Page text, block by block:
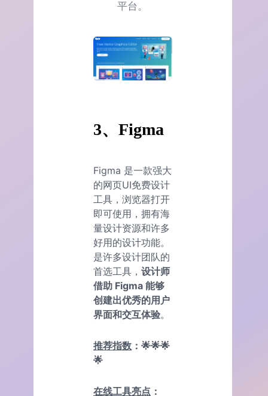
平台。
3、Figma
Figma 是一款强大
的网页UI免费设计
工具，浏览器打开
即可使用，拥有海
量设计资源和许多
好用的设计功能。
是许多设计团队的
首选工具， 设计师
借助 Figma 能够
创建出优秀的用户
界面和交互体验。
推荐指数 ：🌟🌟🌟
🌟
在线工具亮点 ：